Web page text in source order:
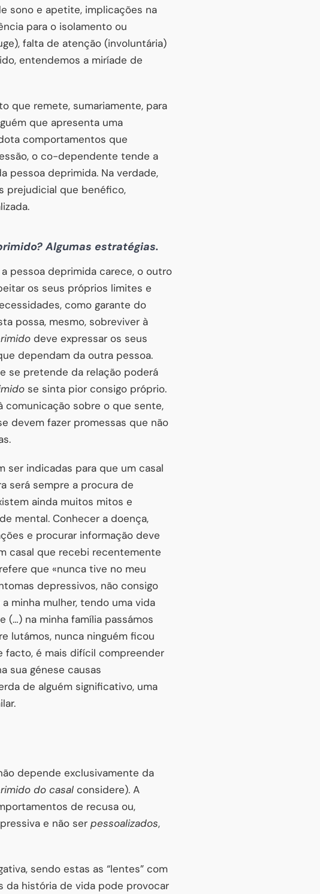
sono e apetite, implicações na
para o isolamento ou
falta de atenção (involuntária)
entendemos a miríade de
que remete, sumariamente, para
que apresenta uma
comportamentos que
o co-dependente tende a
pessoa deprimida. Na verdade,
prejudicial que benéfico,
Algumas estratégias.
pessoa deprimida carece, o outro
os seus próprios limites e
como garante do
possa, mesmo, sobreviver à
deve expressar os seus
dependam da outra pessoa.
se pretende da relação poderá
se sinta pior consigo próprio.
comunicação sobre o que sente,
devem fazer promessas que não
ser indicadas para que um casal
será sempre a procura de
ainda muitos mitos e
mental. Conhecer a doença,
e procurar informação deve
casal que recebi recentemente
que «nunca tive no meu
depressivos, não consigo
minha mulher, tendo uma vida
(…) na minha família passámos
lutámos, nunca ninguém ficou
facto, é mais difícil compreender
sua génese causas
de alguém significativo, uma
depende exclusivamente da
do casal considere). A
de recusa ou,
e não ser pessoalizados,
sendo estas as “lentes” com
da história de vida pode provocar